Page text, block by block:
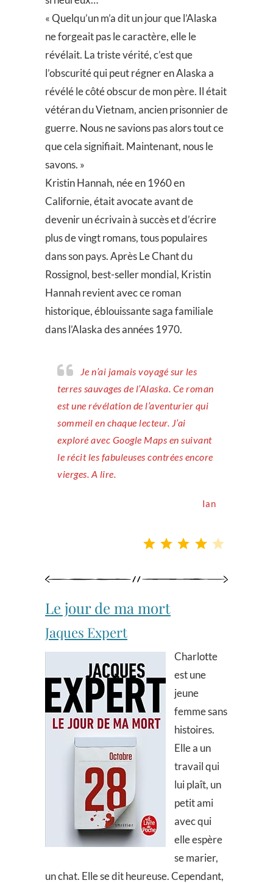
« Quelqu’un m’a dit un jour que l’Alaska
ne forgeait pas le caractère, elle le
révélait. La triste vérité, c’est que
l’obscurité qui peut régner en Alaska a
révélé le côté obscur de mon père. Il était
vétéran du Vietnam, ancien prisonnier de
guerre. Nous ne savions pas alors tout ce
que cela signifiait. Maintenant, nous le
savons. »
Kristin Hannah, née en 1960 en
Californie, était avocate avant de
devenir un écrivain à succès et d’écrire
plus de vingt romans, tous populaires
dans son pays. Après Le Chant du
Rossignol, best-seller mondial, Kristin
Hannah revient avec ce roman
historique, éblouissante saga familiale
dans l’Alaska des années 1970.
Je n’ai jamais voyagé sur les
terres sauvages de l’Alaska. Ce roman
est une révélation de l’aventurier qui
sommeil en chaque lecteur. J’ai
exploré avec Google Maps en suivant
le récit les fabuleuses contrées encore
vierges. A lire.
Ian
Le jour de ma mort
Jaques Expert
Charlotte
est une
jeune
femme sans
histoires.
Elle a un
travail qui
lui plaît, un
petit ami
avec qui
elle espère
se marier,
un chat. Elle se dit heureuse. Cependant,